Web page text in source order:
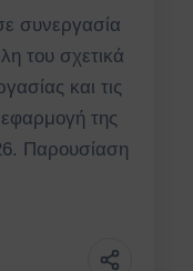
συνεργασία
του σχετικά
και τις
της
Παρουσίαση